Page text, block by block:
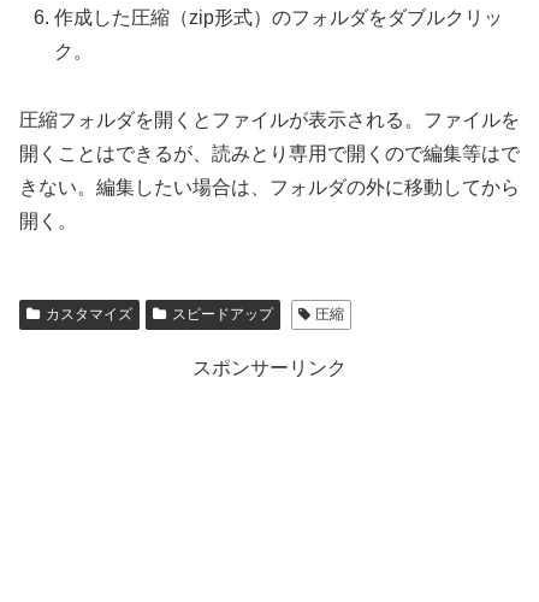
作成した圧縮（zip形式）のフォルダをダブルクリッ
ク。
圧縮フォルダを開くとファイルが表示される。ファイルを
開くことはできるが、読みとり専用で開くので編集等はで
きない。編集したい場合は、フォルダの外に移動してから
開く。
カスタマイズ スピードアップ 圧縮
スポンサーリンク